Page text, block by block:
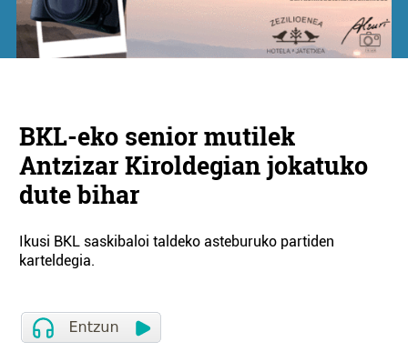
BKL-eko senior mutilek
Antzizar Kiroldegian jokatuko
dute bihar
Ikusi BKL saskibaloi taldeko asteburuko partiden
karteldegia.